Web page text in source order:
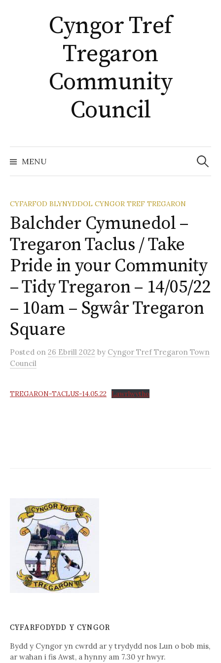
Cyngor Tref
Tregaron
Community
Council
MENU
Chwilio
am:
CYFARFOD BLYNYDDOL CYNGOR TREF TREGARON
Balchder Cymunedol –
Tregaron Taclus / Take
Pride in your Community
– Tidy Tregaron – 14/05/22
– 10am – Sgwâr Tregaron
Square
Posted on 26 Ebrill 2022 by Cyngor Tref Tregaron Town
Council
TREGARON-TACLUS-14.05.22 Lawrlwytho
CYFARFODYDD Y CYNGOR
Bydd y Cyngor yn cwrdd ar y trydydd nos Lun o bob mis,
ar wahan i fis Awst, a hynny am 7.30 yr hwyr.